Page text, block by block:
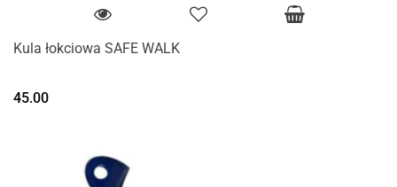
Kula łokciowa SAFE WALK
45.00